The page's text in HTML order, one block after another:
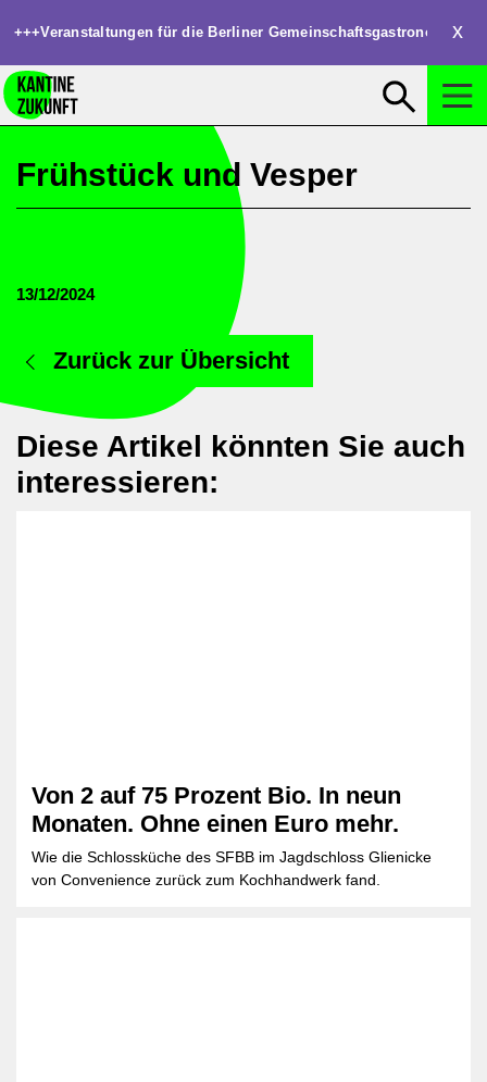
Suchen
Suche öffnen
Frühstück und Vesper
13/12/2024
Zurück zur Übersicht
Diese Artikel könnten Sie auch
interessieren:
Von 2 auf 75 Prozent Bio. In neun
Monaten. Ohne einen Euro mehr.
Wie die Schlossküche des SFBB im Jagdschloss Glienicke
von Convenience zurück zum Kochhandwerk fand.
+++Veranstaltungen für die Berliner Gemeinschaftsgastronomie: